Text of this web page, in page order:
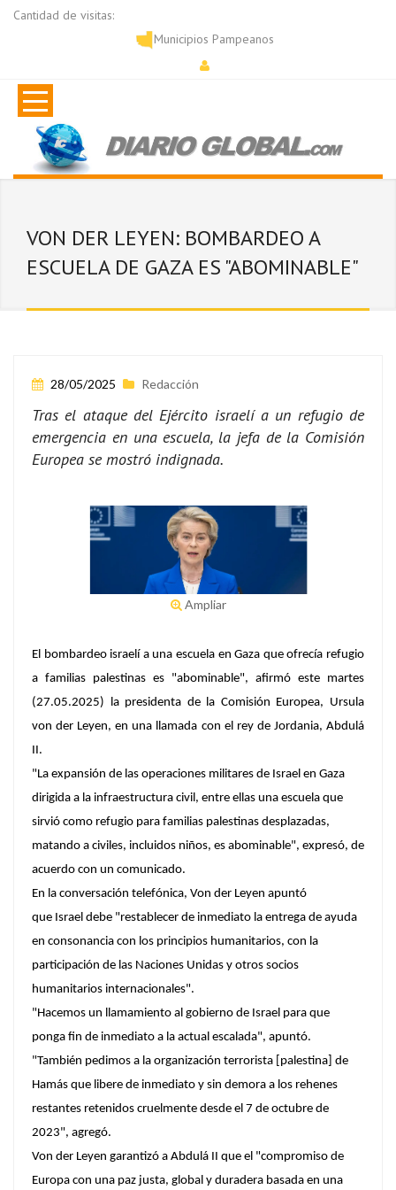
Cantidad de visitas:
Municipios Pampeanos
VON DER LEYEN: BOMBARDEO A
ESCUELA DE GAZA ES "ABOMINABLE"
28/05/2025 Redacción
Tras el ataque del Ejército israelí a un refugio de
emergencia en una escuela, la jefa de la Comisión
Europea se mostró indignada.
Ampliar
El bombardeo israelí a una escuela en Gaza que ofrecía refugio
a familias palestinas es "abominable", afirmó este martes
(27.05.2025) la presidenta de la Comisión Europea, Ursula
von der Leyen, en una llamada con el rey de Jordania, Abdulá
II.
"La expansión de las operaciones militares de Israel en Gaza
dirigida a la infraestructura civil, entre ellas una escuela que
sirvió como refugio para familias palestinas desplazadas,
matando a civiles, incluidos niños, es abominable", expresó, de
acuerdo con un comunicado.
En la conversación telefónica, Von der Leyen apuntó
que Israel debe "restablecer de inmediato la entrega de ayuda
en consonancia con los principios humanitarios, con la
participación de las Naciones Unidas y otros socios
humanitarios internacionales".
"Hacemos un llamamiento al gobierno de Israel para que
ponga fin de inmediato a la actual escalada", apuntó.
"También pedimos a la organización terrorista [palestina] de
Hamás que libere de inmediato y sin demora a los rehenes
restantes retenidos cruelmente desde el 7 de octubre de
2023", agregó.
Von der Leyen garantizó a Abdulá II que el "compromiso de
Europa con una paz justa, global y duradera basada en una